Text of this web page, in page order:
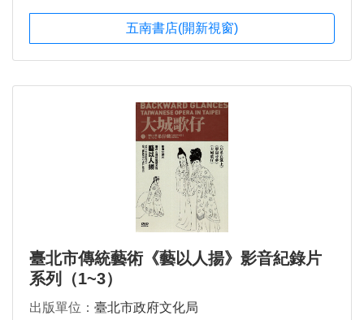
五南書店(開新視窗)
臺北市傳統藝術《藝以人揚》影音紀錄片
系列（1~3）
出版單位： 臺北市政府文化局